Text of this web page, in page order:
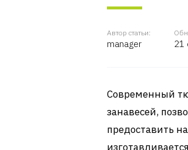
Автор статьи:
manager 21
Современный
занавесей,
предоставить